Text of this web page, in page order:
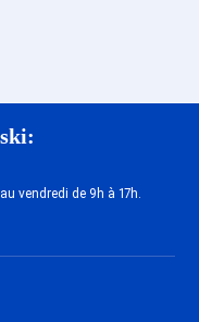
Alpes
Alpes
1800
1550 Les
Les
Val
vendredi de 9h à 17h.